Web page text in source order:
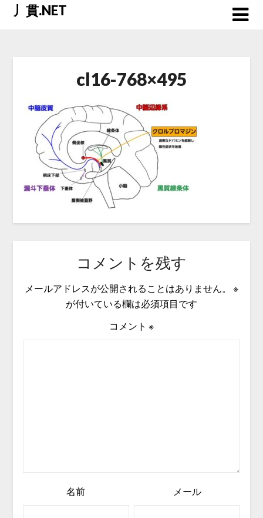
Skip丿貫.NET
cl16-768×495
コメントを残す
メールアドレスが公開されることはありません。
※
が付いている欄は必須項目です
コメント ※
名前 メール